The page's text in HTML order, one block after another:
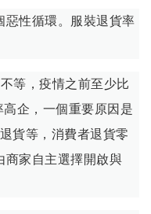
惡性循環。服裝退貨率
等，疫情之前至少比
企，一個重要原因是
貨等，消費者退貨零
商家自主選擇開啟與